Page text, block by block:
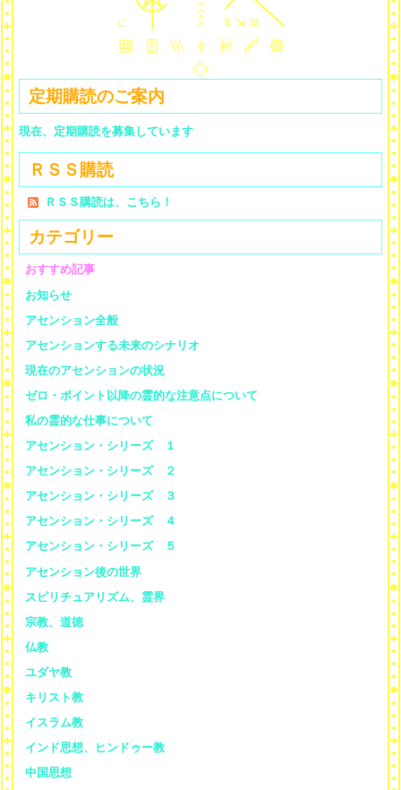
定期購読のご案内
現在、定期購読を募集しています
ＲＳＳ購読
ＲＳＳ購読は、こちら！
カテゴリー
おすすめ記事
お知らせ
アセンション全般
アセンションする未来のシナリオ
現在のアセンションの状況
ゼロ・ポイント以降の霊的な注意点について
私の霊的な仕事について
アセンション・シリーズ １
アセンション・シリーズ ２
アセンション・シリーズ ３
アセンション・シリーズ ４
アセンション・シリーズ ５
アセンション後の世界
スピリチュアリズム、霊界
宗教、道徳
仏教
ユダヤ教
キリスト教
イスラム教
インド思想、ヒンドゥー教
中国思想